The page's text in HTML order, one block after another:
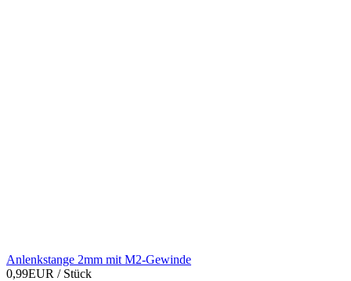
Anlenkstange 2mm mit M2-Gewinde
0,99EUR / Stück